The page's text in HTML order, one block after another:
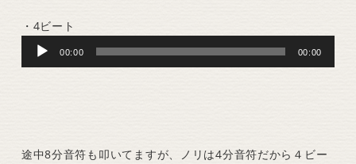
・4ビート
Audio
Player
00:00 00:00
途中8分音符も叩いてますが、ノリは4分音符だから４ビー